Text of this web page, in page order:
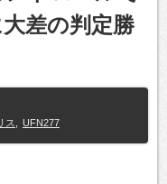
差の判定勝
ス UFN277